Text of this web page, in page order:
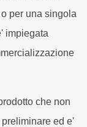
per una singola
impiegata
che non
ed e'